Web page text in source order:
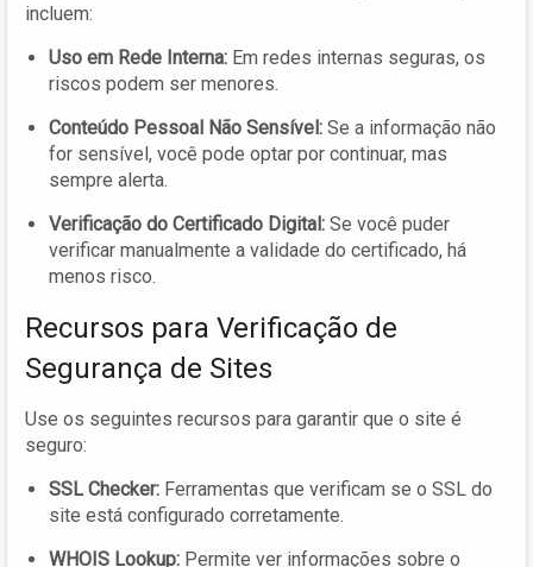
incluem:
Uso em Rede Interna: Em redes internas seguras, os
riscos podem ser menores.
Conteúdo Pessoal Não Sensível: Se a informação não
for sensível, você pode optar por continuar, mas
sempre alerta.
Verificação do Certificado Digital: Se você puder
verificar manualmente a validade do certificado, há
menos risco.
Recursos para Verificação de
Segurança de Sites
Use os seguintes recursos para garantir que o site é
seguro:
SSL Checker: Ferramentas que verificam se o SSL do
site está configurado corretamente.
WHOIS Lookup: Permite ver informações sobre o